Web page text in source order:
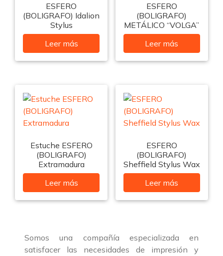
ESFERO
(BOLIGRAFO) Idalion
Stylus
Leer más
ESFERO
(BOLIGRAFO)
METÁLICO “VOLGA”
Leer más
Estuche ESFERO
(BOLIGRAFO)
Extramadura
Leer más
ESFERO
(BOLIGRAFO)
Sheffield Stylus Wax
Leer más
Somos una compañía especializada en
satisfacer las necesidades de impresión y